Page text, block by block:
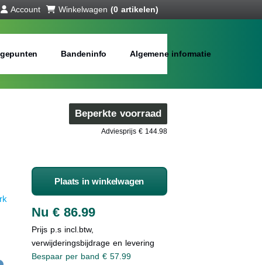
Account Winkelwagen (0 artikelen)
Bandeninfo Algemene informatie
Beperkte voorraad
Adviesprijs € 144.98
Plaats in winkelwagen
Nu € 86.99
Prijs p.s incl.btw,
verwijderingsbijdrage en levering
Bespaar per band € 57.99